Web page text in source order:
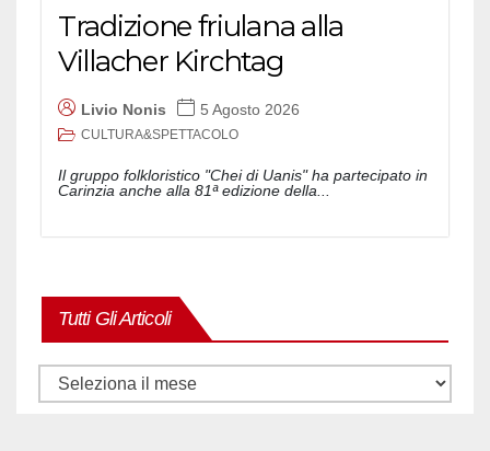
Tradizione friulana alla
Villacher Kirchtag
Livio Nonis 5 Agosto 2026
CULTURA&SPETTACOLO
Il gruppo folkloristico "Chei di Uanis" ha partecipato in
Carinzia anche alla 81ª edizione della...
Tutti Gli Articoli
Tutti